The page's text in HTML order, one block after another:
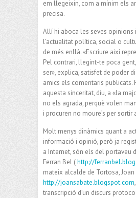
em llegeixin, com a mínim els
precisa.
Allí hi aboca les seves opinions
l’actualitat política, social o
de més enllà. «Escriure així
Pel contrari, llegint-te poca
ser», explica, satisfet de poder
amics els comentaris publicats.
aquesta sinceritat, diu, a «la
no els agrada, perquè volen
i procuren no moure’s per sortir
Molt menys dinàmics quant a
informació i opinió, però ja
a Internet, són els del portaveu
Ferran Bel (http://
mateix alcalde de Tortosa, Joan
http://joansabate.blogspot.com
transcripció d’un discurs